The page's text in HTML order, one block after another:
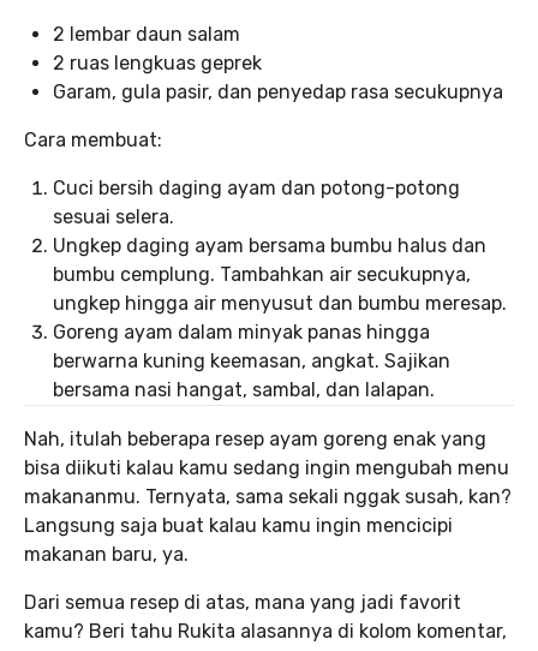
2 lembar daun salam
2 ruas lengkuas geprek
Garam, gula pasir, dan penyedap rasa secukupnya
Cara membuat:
Cuci bersih daging ayam dan potong-potong
sesuai selera.
Ungkep daging ayam bersama bumbu halus dan
bumbu cemplung. Tambahkan air secukupnya,
ungkep hingga air menyusut dan bumbu meresap.
Goreng ayam dalam minyak panas hingga
berwarna kuning keemasan, angkat. Sajikan
bersama nasi hangat, sambal, dan lalapan.
Nah, itulah beberapa resep ayam goreng enak yang
bisa diikuti kalau kamu sedang ingin mengubah menu
makananmu. Ternyata, sama sekali nggak susah, kan?
Langsung saja buat kalau kamu ingin mencicipi
makanan baru, ya.
Dari semua resep di atas, mana yang jadi favorit
kamu? Beri tahu Rukita alasannya di kolom komentar,